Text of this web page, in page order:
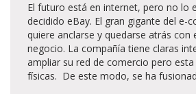
El futuro está en internet, pero no lo
decidido eBay. El gran gigante del e-
quiere anclarse y quedarse atrás con
negocio. La compañía tiene claras
ampliar su red de comercio pero esta
físicas. De este modo, se ha